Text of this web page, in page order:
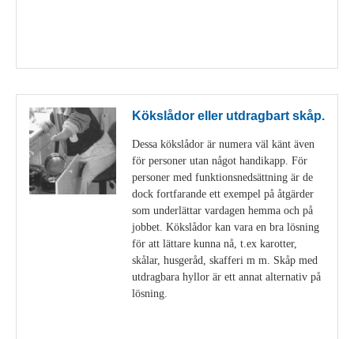
Kökslådor eller utdragbart skåp.
Dessa kökslådor är numera väl känt även
för personer utan något handikapp. För
personer med funktionsnedsättning är de
dock fortfarande ett exempel på åtgärder
som underlättar vardagen hemma och på
jobbet. Kökslådor kan vara en bra lösning
för att lättare kunna nå, t.ex karotter,
skålar, husgeråd, skafferi m m. Skåp med
utdragbara hyllor är ett annat alternativ på
lösning.